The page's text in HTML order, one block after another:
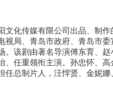
文化传媒有限公司出品、制作
视局、青岛市政府、青岛市委
。该剧由著名导演傅东育、赵
任重领衔主演。 孙忠怀、高
总制片人，汪悍贤、金妮娜